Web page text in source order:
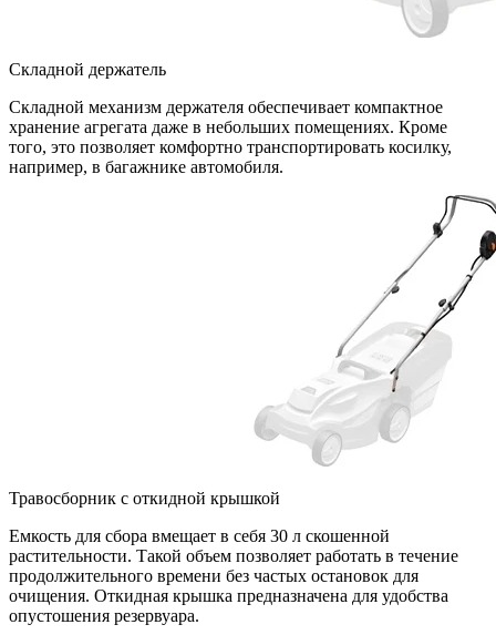
Складной держатель
Складной механизм держателя обеспечивает компактное
хранение агрегата даже в небольших помещениях. Кроме
того, это позволяет комфортно транспортировать косилку,
например, в багажнике автомобиля.
Травосборник с откидной крышкой
Емкость для сбора вмещает в себя 30 л скошенной
растительности. Такой объем позволяет работать в течение
продолжительного времени без частых остановок для
очищения. Откидная крышка предназначена для удобства
опустошения резервуара.